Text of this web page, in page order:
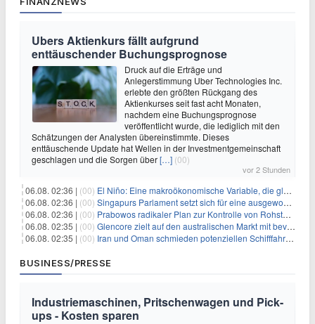
Ubers Aktienkurs fällt aufgrund
enttäuschender Buchungsprognose
Druck auf die Erträge und
Anlegerstimmung Uber Technologies Inc.
erlebte den größten Rückgang des
Aktienkurses seit fast acht Monaten,
nachdem eine Buchungsprognose
veröffentlicht wurde, die lediglich mit den
Schätzungen der Analysten übereinstimmte. Dieses
enttäuschende Update hat Wellen in der Investmentgemeinschaft
geschlagen und die Sorgen über[…] (00)
vor 2 Stunden
06.08. 02:36 | (00) El Niño: Eine makroökonomische Variable, die globale Wirtschaftslandschaften umgestaltet
06.08. 02:36 | (00) Singapurs Parlament setzt sich für eine ausgewogene wirtschaftliche Zukunft ein
06.08. 02:36 | (00) Prabowos radikaler Plan zur Kontrolle von Rohstoffexporten steht vor konkurrierenden Visionen
06.08. 02:35 | (00) Glencore zielt auf den australischen Markt mit bevorstehendem Sekundärlisting
06.08. 02:35 | (00) Iran und Oman schmieden potenziellen Schifffahrtsvertrag im Hormuskanal
BUSINESS/PRESSE
Industriemaschinen, Pritschenwagen und Pick-
ups - Kosten sparen